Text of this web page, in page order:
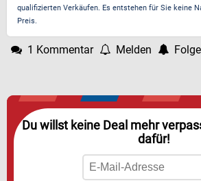
qualifizierten Verkäufen. Es entstehen für Sie keine
Preis.
1 Kommentar Melden
Du willst keine Deal mehr
dafür!